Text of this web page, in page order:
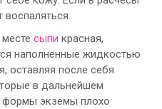
сыпи красная,
наполненные жидкостью
оставляя после себя
в дальнейшем
экземы плохо